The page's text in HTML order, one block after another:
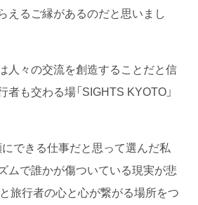
えるご縁があるのだと思いまし
人々の交流を創造することだと信
者も交わる場「SIGHTS KYOTO」
できる仕事だと思って選んだ私
ムで誰かが傷ついている現実が悲
旅行者の心と心が繋がる場所をつ